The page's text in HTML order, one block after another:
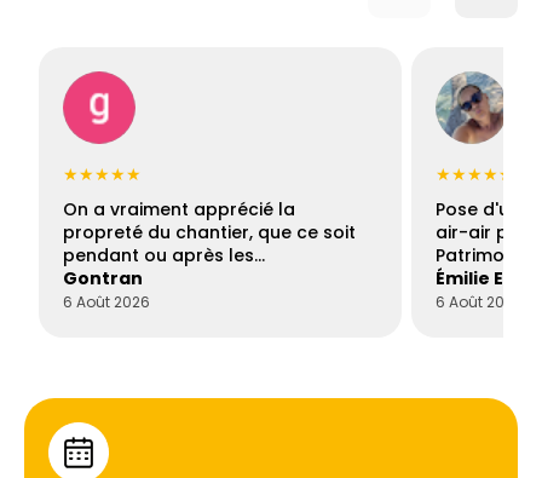
★★★★★
On a vraiment apprécié la
propreté du chantier, que ce soit
pendant ou après les…
Gontran
6 Août 2026
★★★★★
Pose d'une
air-air par
Patrimoine
Émilie
6 Août 2026